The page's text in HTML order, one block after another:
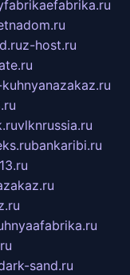
z-host.ru
vlknrussia.ru
bankaribi.ru
sand.ru